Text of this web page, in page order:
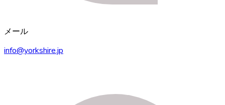
メール
info@yorkshire.jp